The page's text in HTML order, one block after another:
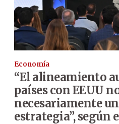
Economía
“El alineamiento
países con EEUU
necesariamente
estrategia”, según